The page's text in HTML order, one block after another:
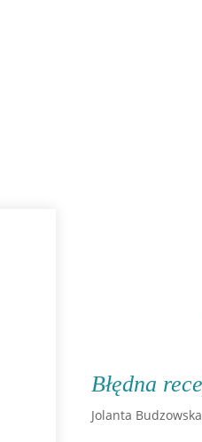
Błędna
Jolanta Budzowska